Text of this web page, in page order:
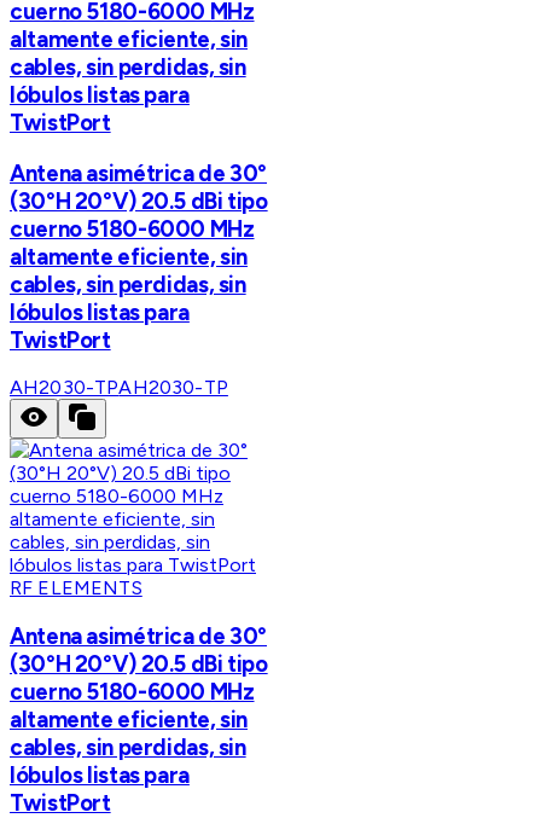
cuerno 5180-6000 MHz
altamente eficiente, sin
cables, sin perdidas, sin
lóbulos listas para
TwistPort
Antena asimétrica de 30°
(30°H 20°V) 20.5 dBi tipo
cuerno 5180-6000 MHz
altamente eficiente, sin
cables, sin perdidas, sin
lóbulos listas para
TwistPort
AH2030-TPAH2030-TP
RF ELEMENTS
Antena asimétrica de 30°
(30°H 20°V) 20.5 dBi tipo
cuerno 5180-6000 MHz
altamente eficiente, sin
cables, sin perdidas, sin
lóbulos listas para
TwistPort